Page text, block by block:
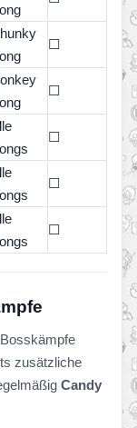
☐
☐
☐
☐
☐
zusätzliche
Candy